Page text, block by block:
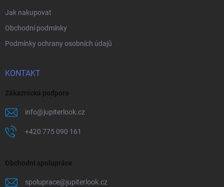
Jak nakupovat
Obchodní podmínky
Podmínky ochrany osobních údajů
KONTAKT
Zákaznická podpora
info@jupiterlook.cz
+420 775 090 161
Obchodní spolupráce
spoluprace@jupiterlook.cz